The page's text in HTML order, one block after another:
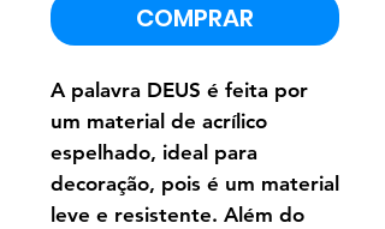
COMPRAR
A palavra DEUS é feita por
um material de acrílico
espelhado, ideal para
decoração, pois é um material
leve e resistente. Além do